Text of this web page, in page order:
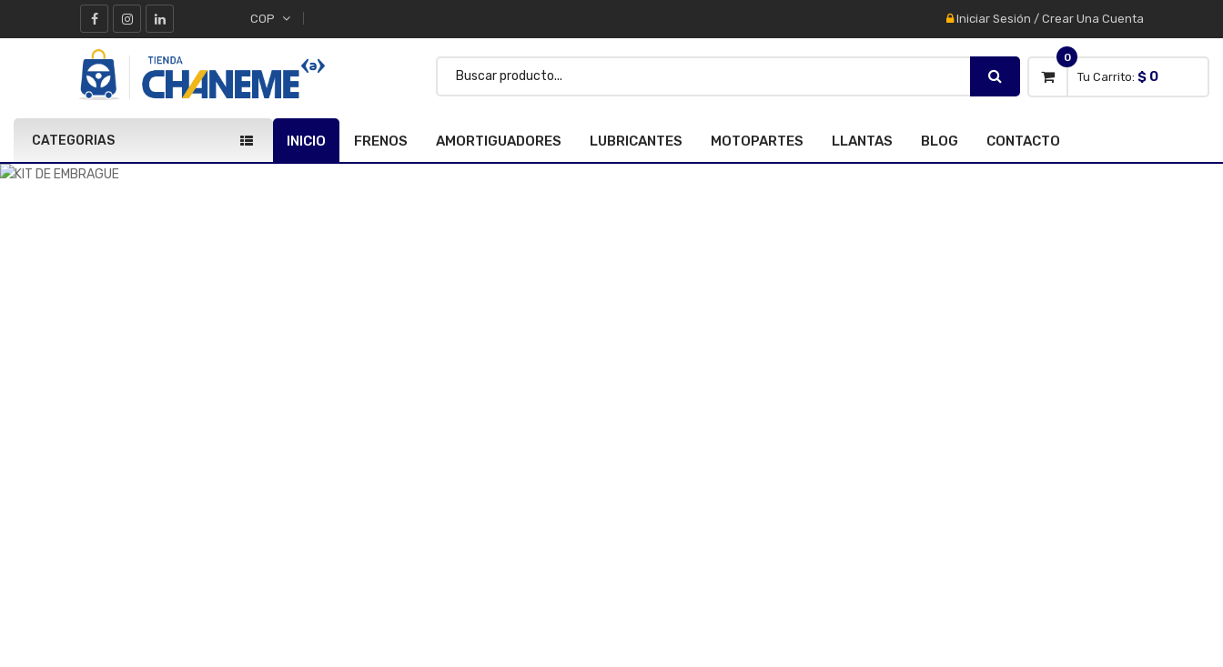
COP Iniciar Sesión / Crear Una Cuenta
Tu Carrito:
0
$ 0
CATEGORIAS INICIO FRENOS AMORTIGUADORES LUBRICANTES MOTOPARTES LLANTAS BLOG CONTACTO